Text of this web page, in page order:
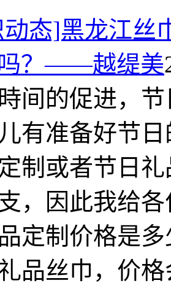
态]黑龙江丝
？——越缇美
间的促进，
有准备好节
制或者节日
，因此我给
定制价格是
品丝巾，价